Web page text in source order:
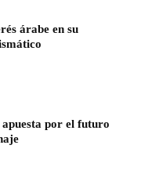
árabe en su
por el futuro